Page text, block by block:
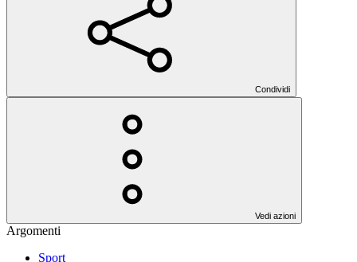
Condividi
Vedi azioni
Argomenti
Sport